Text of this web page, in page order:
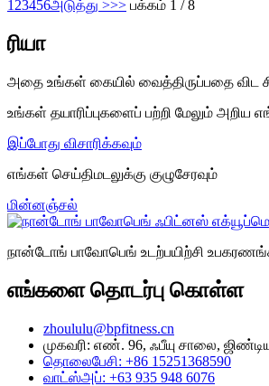
1 23456அடுத்து >>> பக்கம் 1 / 8
ரியா
அதை உங்கள் கையில் வைத்திருப்பதை விட
உங்கள் தயாரிப்புகளைப் பற்றி மேலும் அறிய
இப்போது விசாரிக்கவும்
எங்கள் செய்திமடலுக்கு குழுசேரவும்
மின்னஞ்சல்
நான்டோங் பாவோபெங் உடற்பயிற்சி
எங்களை தொடர்பு கொள்ள
zhoululu@bpfitness.cn
முகவரி: எண். 96, ஃபீயு சாலை,
தொலைபேசி: +86 15251368590
வாட்ஸ்அப்: +63 935 948 6076